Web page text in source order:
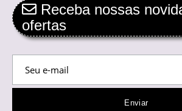
Receba nossas
ofertas